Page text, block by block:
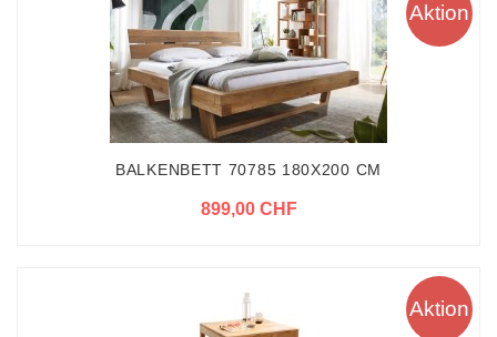
Aktion
BALKENBETT 70785 180X200 CM
899,00 CHF
Aktion